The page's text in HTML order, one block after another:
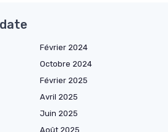
Février 2024
Octobre 2024
Février 2025
Avril 2025
Juin 2025
Août 2025